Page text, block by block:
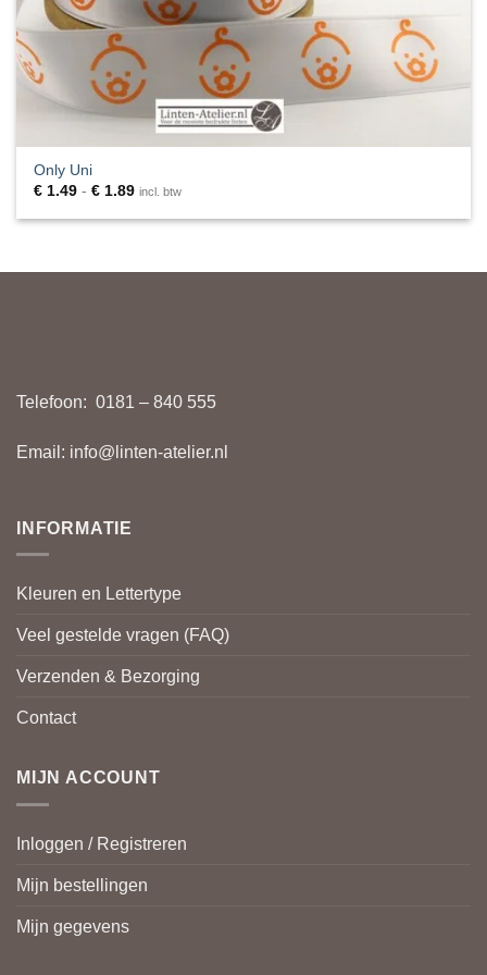
Only Uni
€ 1.49 - € 1.89Prijsklasse:
tot
incl. btw
Telefoon: 0181 – 840 555
Email: info@linten-atelier.nl
INFORMATIE
Kleuren en Lettertype
Veel gestelde vragen (FAQ)
Verzenden & Bezorging
Contact
MIJN ACCOUNT
Inloggen / Registreren
Mijn bestellingen
Mijn gegevens